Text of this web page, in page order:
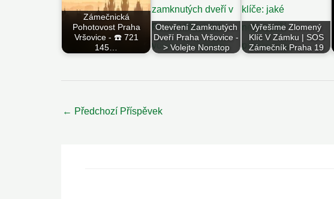
Zámečnická
Pohotovost Praha
Vršovice - ☎️ 721
145…
Otevření Zamknutých
Dveří Praha Vršovice -
> Volejte Nonstop
Vyřešíme Zlomený
Klíč V Zámku | SOS
Zámečník Praha 19
Post
← Předchozí Příspěvek